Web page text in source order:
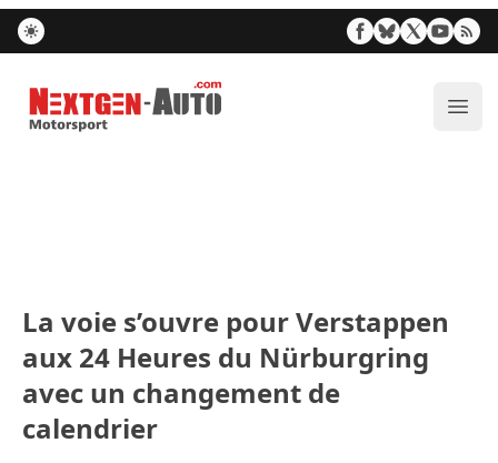
Nextgen-Auto.com
La voie s’ouvre pour Verstappen
aux 24 Heures du Nürburgring
avec un changement de
calendrier